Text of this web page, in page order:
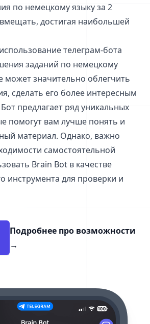
по немецкому языку за 2
достигая наибольшей
телеграм-бота
заданий по немецкому
может значительно облегчить
сделать его более интересным
предлагает ряд уникальных
помогут вам лучше понять и
материал. Однако, важно
самостоятельной
Brain Bot в качестве
инструмента для проверки и
Подробнее про возможности
→